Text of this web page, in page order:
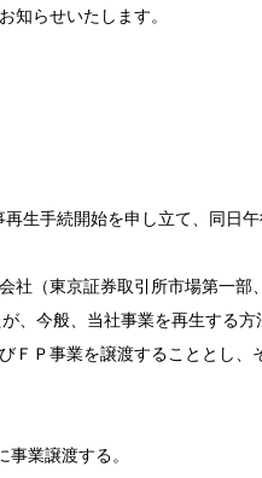
知らせいたします。
生手続開始を申し立て、同日
（東京証券取引所市場第一
、今般、当社事業を再生する
ＦＰ事業を譲渡することとし、
業譲渡する。